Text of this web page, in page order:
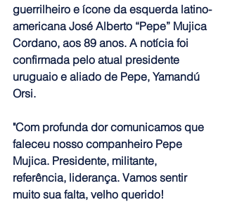
guerrilheiro e ícone da esquerda latino-
americana José Alberto “Pepe” Mujica
Cordano, aos 89 anos. A notícia foi
confirmada pelo atual presidente
uruguaio e aliado de Pepe, Yamandú
Orsi.
"Com profunda dor comunicamos que
faleceu nosso companheiro Pepe
Mujica. Presidente, militante,
referência, liderança. Vamos sentir
muito sua falta, velho querido!